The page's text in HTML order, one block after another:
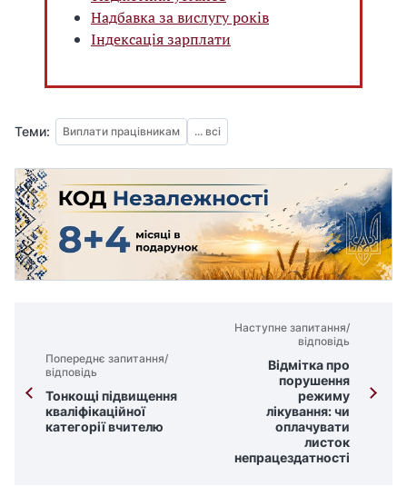
Надбавка за вислугу років
Індексація зарплати
Теми: Виплати працівникам ... всі
Попереднє запитання/
відповідь
Тонкощі підвищення
кваліфікаційної
категорії вчителю
Наступне запитання/
відповідь
Відмітка про
порушення
режиму
лікування: чи
оплачувати
листок
непрацездатності